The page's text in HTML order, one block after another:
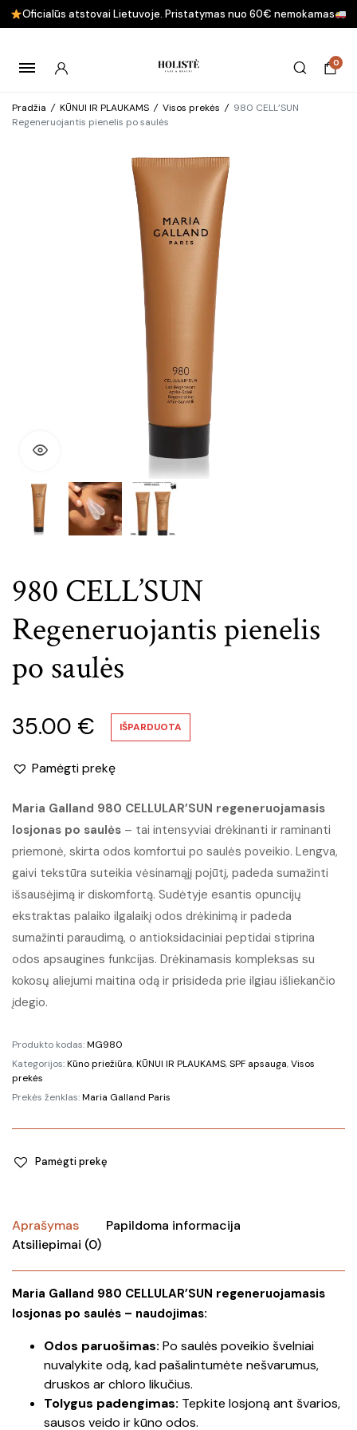
Oficialūs atstovai Lietuvoje. Pristatymas nuo 60€ nemokamas
0
Pradžia / KŪNUI IR PLAUKAMS / Visos prekės / 980 CELL’SUN
Regeneruojantis pienelis po saulės
980 CELL’SUN
Regeneruojantis pienelis
po saulės
35.00 € IŠPARDUOTA
Pamėgti prekę
Maria Galland 980 CELLULAR’SUN regeneruojamasis
losjonas po saulės – tai intensyviai drėkinanti ir raminanti
priemonė, skirta odos komfortui po saulės poveikio. Lengva,
gaivi tekstūra suteikia vėsinamąjį pojūtį, padeda sumažinti
išsausėjimą ir diskomfortą. Sudėtyje esantis opuncijų
ekstraktas palaiko ilgalaikį odos drėkinimą ir padeda
sumažinti paraudimą, o antioksidaciniai peptidai stiprina
odos apsaugines funkcijas. Drėkinamasis kompleksas su
kokosų aliejumi maitina odą ir prisideda prie ilgiau išliekančio
įdegio.
Produkto kodas:MG980
Kategorijos:Kūno priežiūra,KŪNUI IR PLAUKAMS,SPF apsauga,Visos
prekės
Prekės ženklas:Maria Galland Paris
Pamėgti prekę
Aprašymas
Papildoma informacija
Atsiliepimai (0)
Maria Galland 980 CELLULAR’SUN regeneruojamasis
losjonas po saulės – naudojimas:
Odos paruošimas: Po saulės poveikio švelniai
nuvalykite odą, kad pašalintumėte nešvarumus,
druskos ar chloro likučius.
Tolygus padengimas: Tepkite losjoną ant švarios,
sausos veido ir kūno odos.